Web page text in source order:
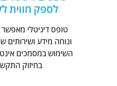
לספק חווית
טופס דיגיטלי
ונוחה מידע
השימוש במסמכים
בחיזוק